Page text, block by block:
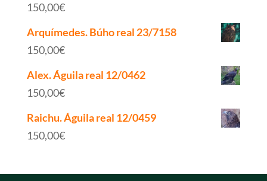
150,00€
Arquímedes. Búho real 23/7158
150,00€
Alex. Águila real 12/0462
150,00€
Raichu. Águila real 12/0459
150,00€